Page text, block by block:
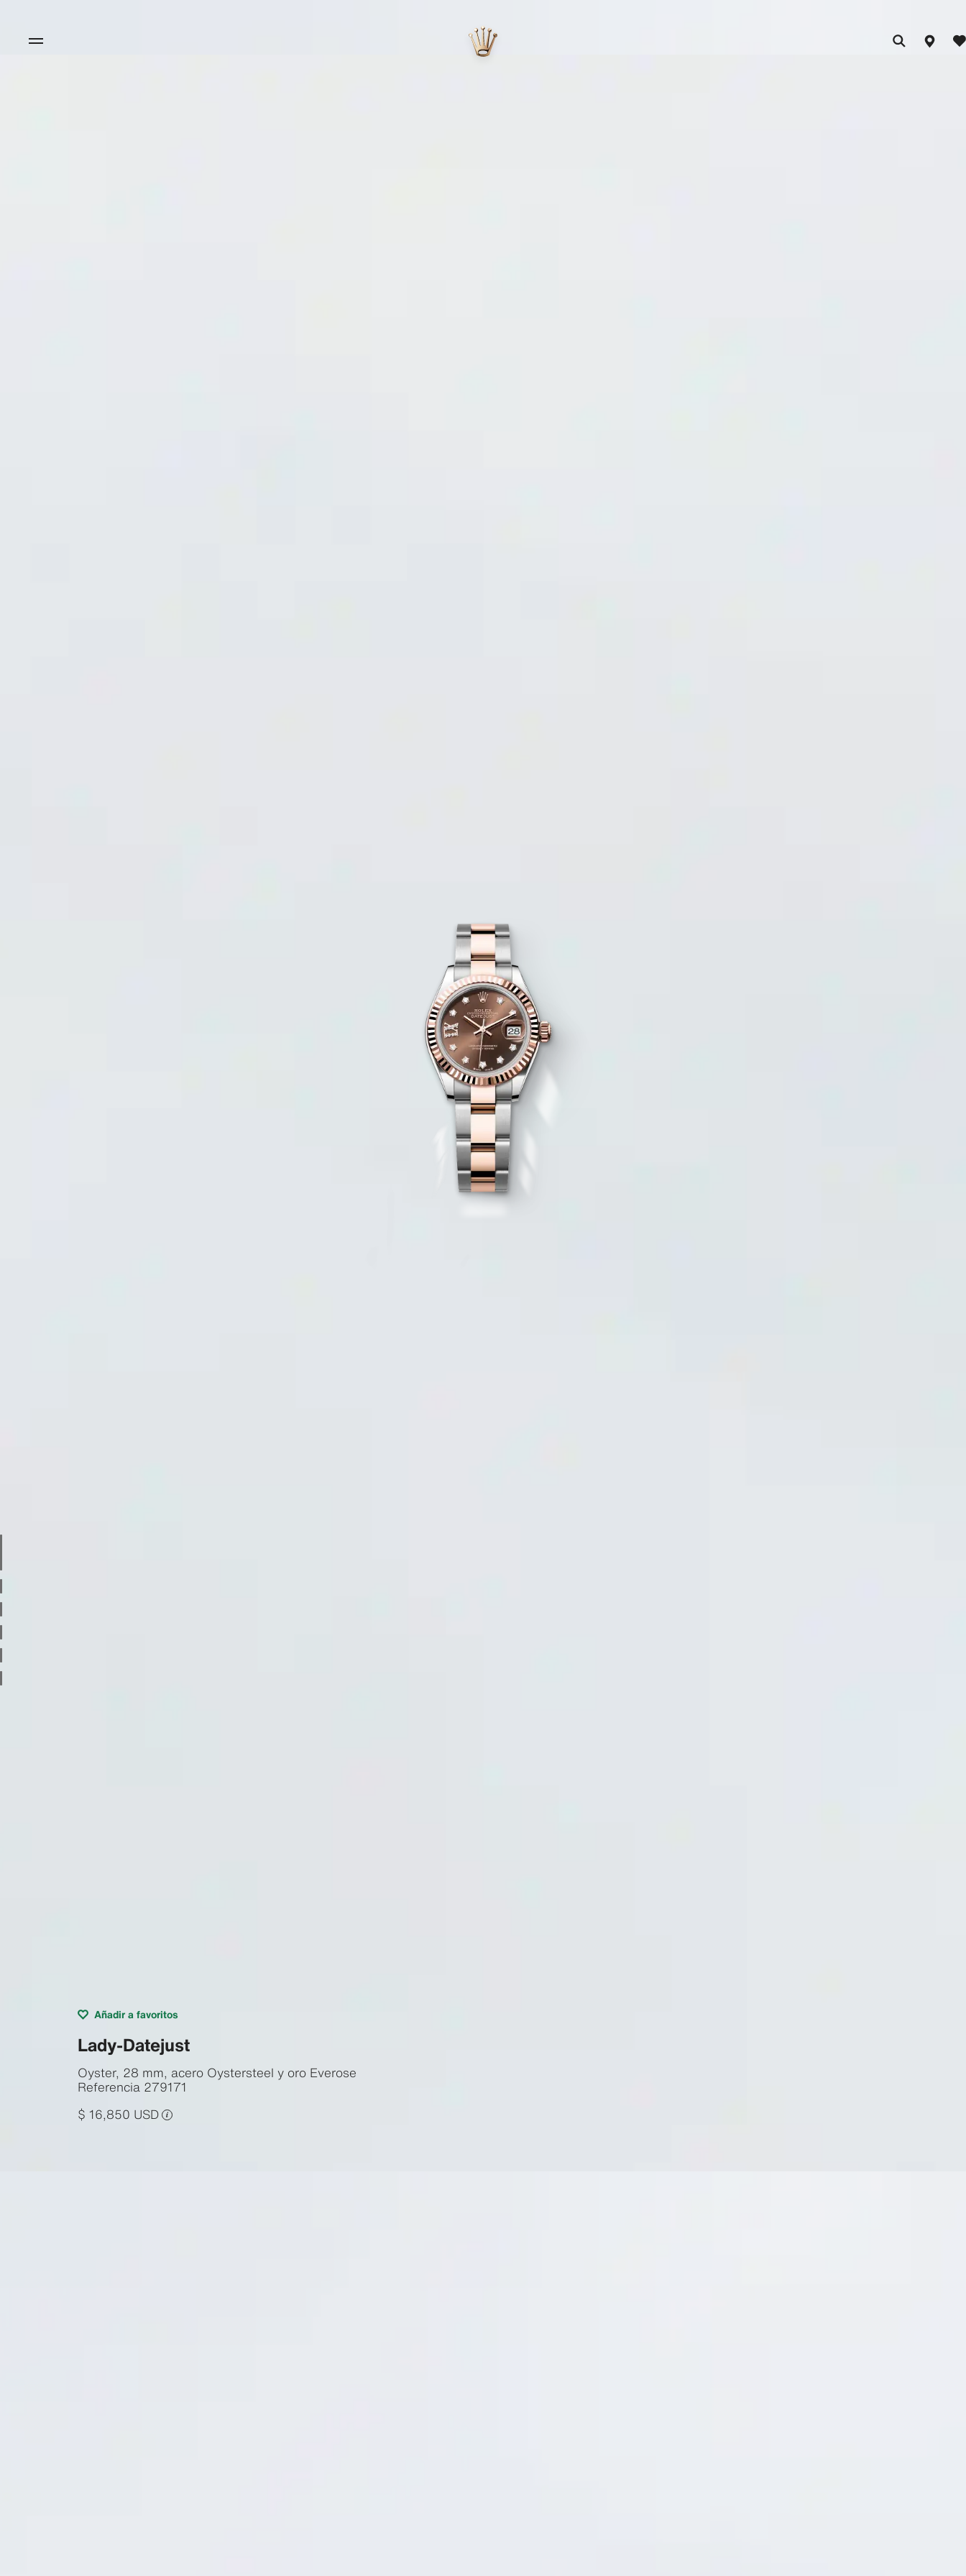
Añadir a favoritos
Lady-Datejust
Oyster, 28 mm, acero Oystersteel y oro Everose
Referencia 279171
$ 16,850 USD